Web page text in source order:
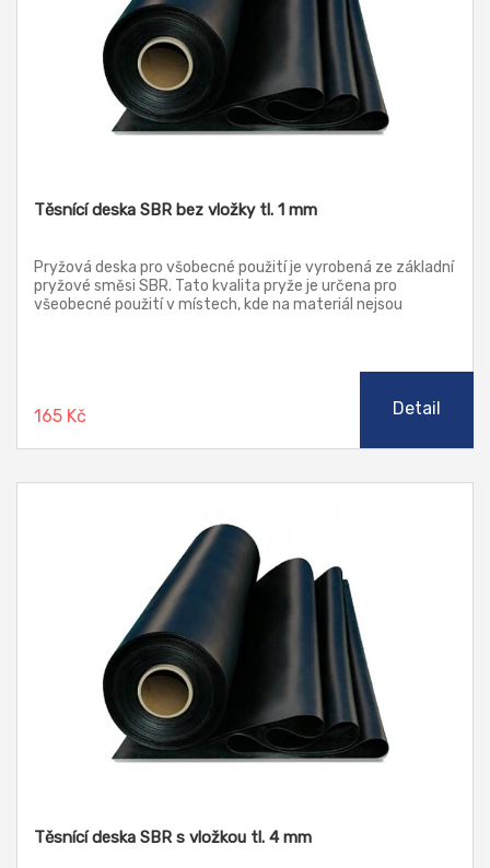
Těsnící deska SBR bez vložky tl. 1 mm
Pryžová deska pro všobecné použití je vyrobená ze základní
pryžové směsi SBR. Tato kvalita pryže je určena pro
všeobecné použití v místech, kde na materiál nejsou
165 Kč Detail
Těsnící deska SBR s vložkou tl. 4 mm